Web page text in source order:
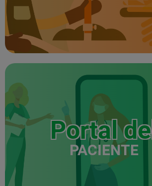
Portal del
PACIENTE